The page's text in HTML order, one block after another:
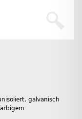
galvanisch